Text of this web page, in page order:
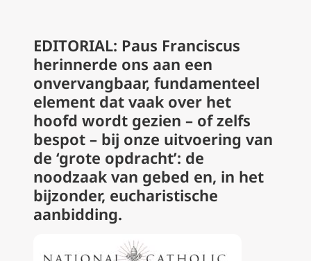
EDITORIAL: Paus Franciscus
herinnerde ons aan een
onvervangbaar, fundamenteel
element dat vaak over het
hoofd wordt gezien – of zelfs
bespot – bij onze uitvoering van
de ‘grote opdracht’: de
noodzaak van gebed en, in het
bijzonder, eucharistische
aanbidding.